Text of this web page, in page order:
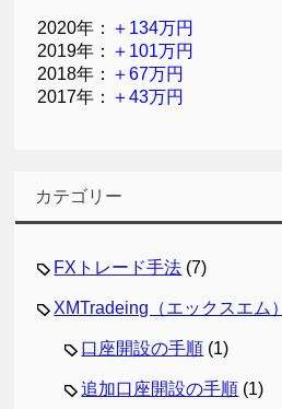
2020年： ＋134万円
2019年： ＋101万円
2018年： ＋67万円
2017年： ＋43万円
カテゴリー
FXトレード手法 (7)
XMTradeing（エックスエム）
口座開設の手順 (1)
追加口座開設の手順 (1)